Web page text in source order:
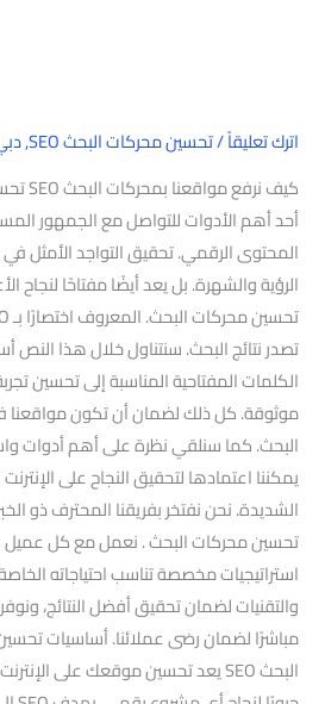
اترك تعليقاً/تحسين محركات البحث SEO ,
أحد أهم الأدوات للتواصل مع الجمهور
المحتوى الرقمي. تحقيق التواجد الأمثل
الرؤية والشهرة. بل يعد أيضًا مفتاحًا لنجاح
الكلمات المفتاحية المناسبة إلى تحسين
موثوقة. كل ذلك لضمان أن تكون
يمكننا اعتمادها لتحقيق النجاح على
الشديدة. نحن نفتخر بفريقنا المحترف ذو
تحسين محركات البحث . نعمل مع كل
استراتيجيات مخصصة تناسب احتياجاته
والتقنيات لضمان تحقيق أفضل النتائج،
مباشرًا لضمان رضى عملائنا. أساسيات